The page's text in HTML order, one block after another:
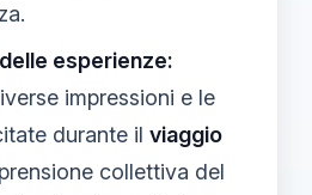
esperienze:
impressioni e le
durante il viaggio
collettiva del